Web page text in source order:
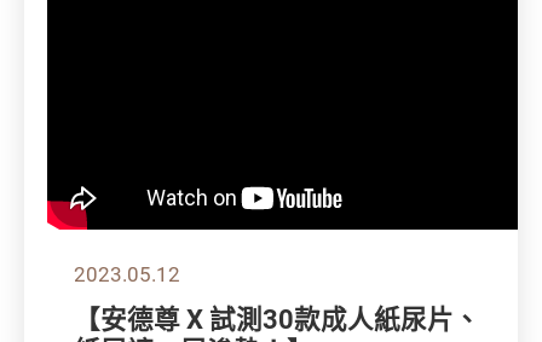
2023.05.12
【安德尊 X 試測30款成人紙尿片、